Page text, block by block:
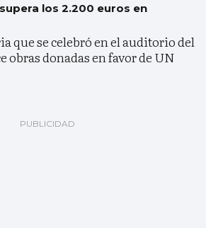
los 2.200 euros en
que se celebró en el auditorio del
obras donadas en favor de UN